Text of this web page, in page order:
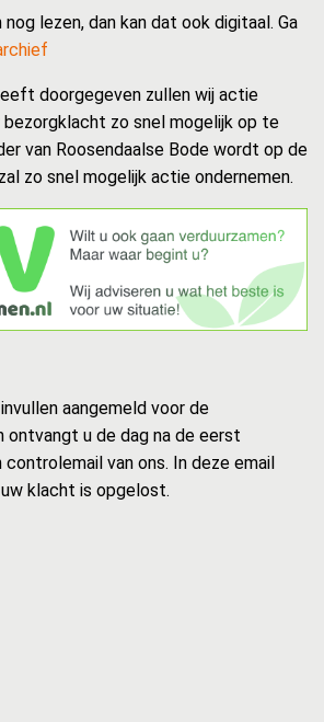
lezen, dan kan dat ook digitaal. Ga
doorgegeven zullen wij actie
bezorgklacht zo snel mogelijk op te
van Roosendaalse Bode wordt op de
zo snel mogelijk actie ondernemen.
aangemeld voor de
ontvangt u de dag na de eerst
van ons. In deze email
klacht is opgelost.